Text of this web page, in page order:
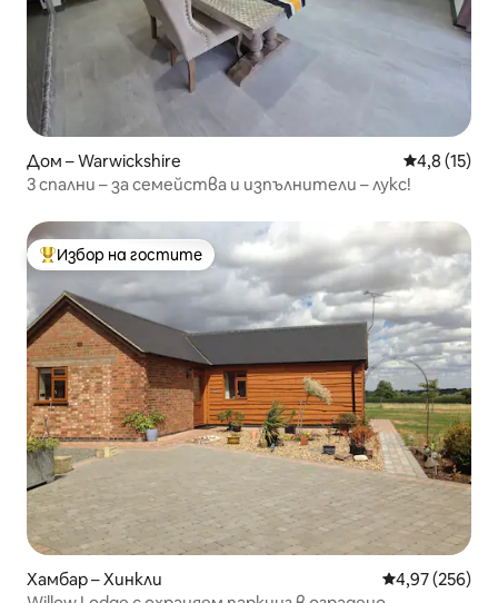
Дом – Warwickshire Средна
4,8 (15)
3 спални – за семейства и изпълнители – лукс!
Най-популярен избор на гостите
Избор на гостите
Хамбар – Хинкли Средна
4,97 (256)